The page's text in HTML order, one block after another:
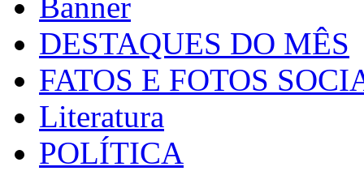
DESTAQUES DO MÊS
FATOS E FOTOS
Literatura
POLÍTICA